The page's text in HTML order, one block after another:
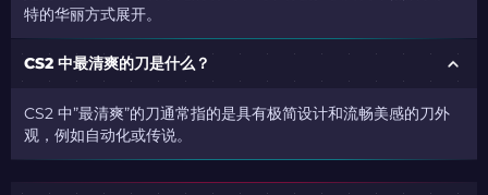
特的华丽方式展开。
CS2 中最清爽的刀是什么？
CS2 中”最清爽”的刀通常指的是具有极简设计和流畅美感的刀外
观，例如自动化或传说。